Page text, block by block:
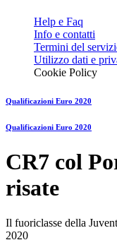
Help e Faq
Info e contatti
Termini del
Utilizzo dati e
Cookie Policy
Qualificazioni Euro 2020
Qualificazioni Euro 2020
CR7 col
risate
Il fuoriclasse della
2020